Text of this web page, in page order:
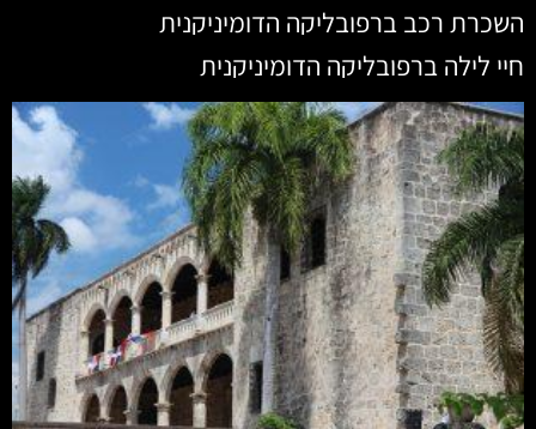
השכרת רכב ברפובליקה הדומיניקנית
חיי לילה ברפובליקה הדומיניקנית